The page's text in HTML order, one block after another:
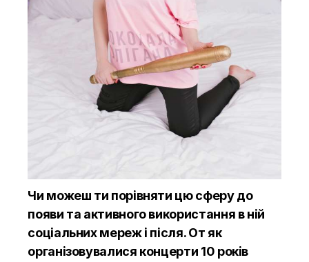
Чи можеш ти порівняти цю сферу до
появи та активного використання в ній
соціальних мереж і після. От як
організовувалися концерти 10 років